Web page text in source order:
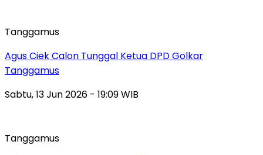
Tanggamus
Agus Ciek Calon Tunggal Ketua DPD Golkar
Tanggamus
Sabtu, 13 Jun 2026 - 19:09 WIB
Tanggamus